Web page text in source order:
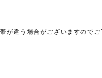
が違う場合がございますのでご